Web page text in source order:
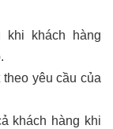
khách hàng
yêu cầu của
khách hàng khi